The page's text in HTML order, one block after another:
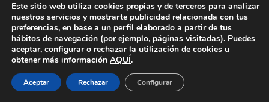
Este sitio web utiliza cookies propias y de terceros para analizar
nuestros servicios y mostrarte publicidad relacionada con tus
preferencias, en base a un perfil elaborado a partir de tus
hábitos de navegación (por ejemplo, páginas visitadas). Puedes
aceptar, configurar o rechazar la utilización de cookies u
obtener más información AQUÍ.
Aceptar Rechazar Configurar